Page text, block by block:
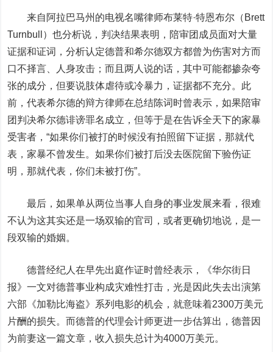
来自阿拉巴马州的电视名嘴律师布莱特·特恩布尔（Brett
Turnbull）也分析说，判决结果表明，陪审团成员面对大量
证据和证词，分析认定德普和希尔德双方都曾为伤害对方而
口不择言、人身攻击；而且两人说的话，其中可能都掺杂夸
张的成分，但要说肢体虐待或冷暴力，证据都不充分。此
前，代表希尔德的辩方律师在总结陈词时曾表示，如果陪审
团判决希尔德诽谤罪名成立，但等于是在告诉全天下的家暴
受害者，“如果你们被打的时候没有拍照留下证据，那就代
表，家暴不曾发生。如果你们被打后没去医院留下验伤证
明，那就代表，你们未被打伤”。
最后，如果单从两位当事人自身的事业发展来看，很难
不认为这其实还是一场双输的官司，或者更确切地说，是一
段双输的婚姻。
德普经纪人在早先出庭作证时曾经表示，《华尔街日
报》一文对德普事业构成灾难性打击，光是因此失去出演第
六部《加勒比海盗》系列电影的机会，就意味着2300万美元
片酬的损失。而德普的代理会计师更进一步估算出，德普因
为前妻这一篇文章，收入损失总计为4000万美元。